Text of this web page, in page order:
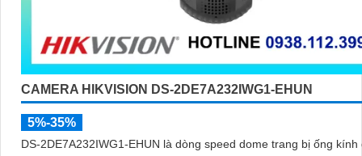
CAMERA HIKVISION DS-2DE7A232IWG1-EHUN
5%-35%
DS-2DE7A232IWG1-EHUN là dòng speed dome trang bị ống kính